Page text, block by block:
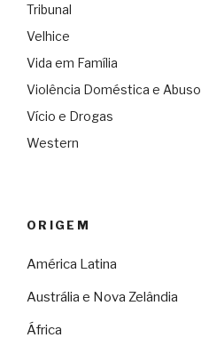
Tribunal
Velhice
Vida em Família
Violência Doméstica e Abuso
Vício e Drogas
Western
ORIGEM
América Latina
Austrália e Nova Zelândia
África